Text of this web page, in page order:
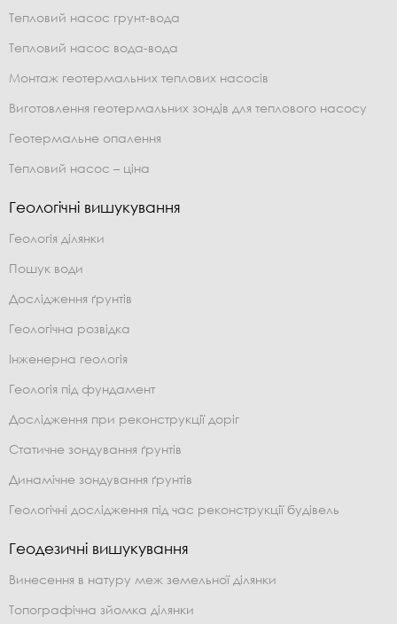
Тепловий насос грунт-вода
Тепловий насос вода-вода
Монтаж геотермальних теплових насосів
Виготовлення геотермальних зондів для теплового насосу
Геотермальне опалення
Тепловий насос – ціна
Геологічні вишукування
Геологія ділянки
Пошук води
Дослідження ґрунтів
Геологічна розвідка
Інженерна геологія
Геологія під фундамент
Дослідження при реконструкції доріг
Статичне зондування ґрунтів
Динамічне зондування ґрунтів
Геологічні дослідження під час реконструкції будівель
Геодезичні вишукування
Винесення в натуру меж земельної ділянки
Топографічна зйомка ділянки